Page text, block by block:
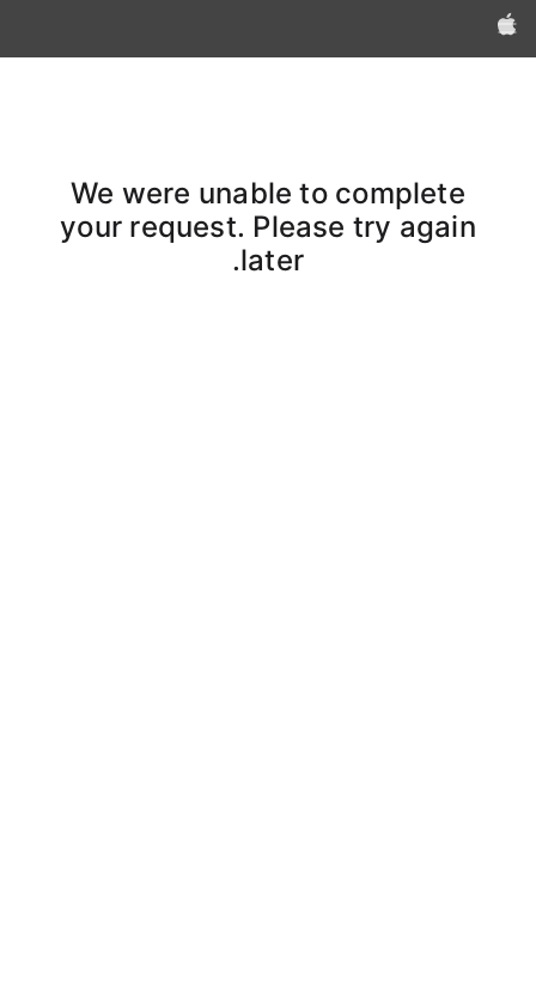
Apple‏
We were unable to complete
your request. Please try again
later.